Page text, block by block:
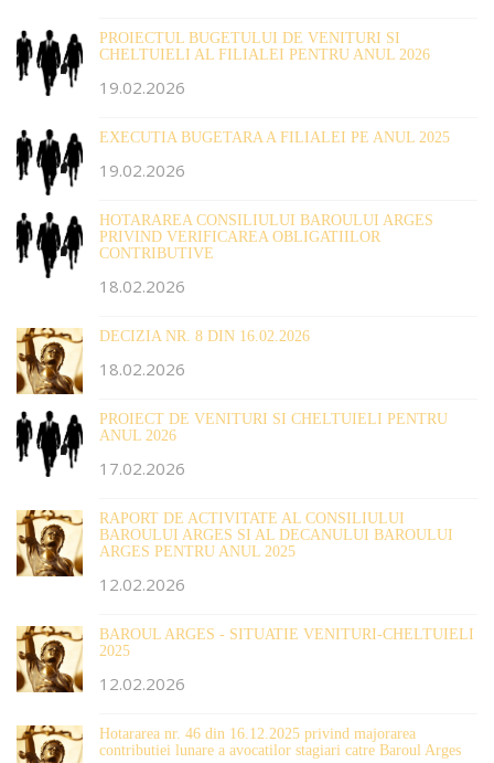
PROIECTUL BUGETULUI DE VENITURI SI
CHELTUIELI AL FILIALEI PENTRU ANUL 2026
19.02.2026
EXECUTIA BUGETARA A FILIALEI PE ANUL 2025
19.02.2026
HOTARAREA CONSILIULUI BAROULUI ARGES
PRIVIND VERIFICAREA OBLIGATIILOR
CONTRIBUTIVE
18.02.2026
DECIZIA NR. 8 DIN 16.02.2026
18.02.2026
PROIECT DE VENITURI SI CHELTUIELI PENTRU
ANUL 2026
17.02.2026
RAPORT DE ACTIVITATE AL CONSILIULUI
BAROULUI ARGES SI AL DECANULUI BAROULUI
ARGES PENTRU ANUL 2025
12.02.2026
BAROUL ARGES - SITUATIE VENITURI-CHELTUIELI
2025
12.02.2026
Hotararea nr. 46 din 16.12.2025 privind majorarea
contributiei lunare a avocatilor stagiari catre Baroul Arges